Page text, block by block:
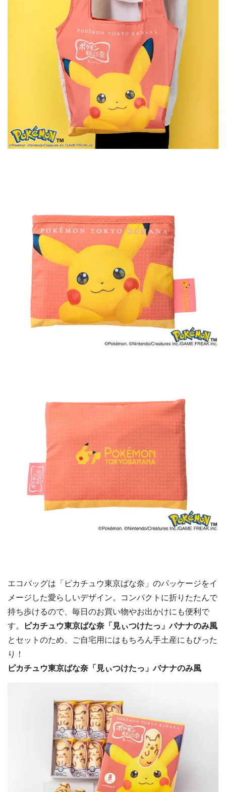
エコバッグは「ピカチュウ東京ばな奈」のパッケージをイ
メージした愛らしいデザイン。コンパクトに折りたたんで
持ち歩けるので、毎日のお買い物やお出かけにも便利で
す。
ピカチュウ東京ばな奈「見ぃつけたっ」バナナのみ風
とセットのため、ご自宅用にはもちろん手土産にもぴった
り！
ピカチュウ東京ばな奈「見ぃつけたっ」バナナのみ風